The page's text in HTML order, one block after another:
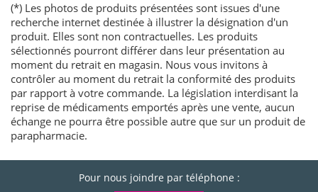
(*) Les photos de produits présentées sont issues d'une
recherche internet destinée à illustrer la désignation d'un
produit. Elles sont non contractuelles. Les produits
sélectionnés pourront différer dans leur présentation au
moment du retrait en magasin. Nous vous invitons à
contrôler au moment du retrait la conformité des produits
par rapport à votre commande. La législation interdisant la
reprise de médicaments emportés après une vente, aucun
échange ne pourra être possible autre que sur un produit de
parapharmacie.
Pour nous joindre par téléphone :